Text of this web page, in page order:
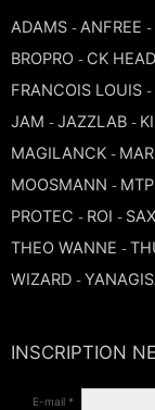
ADAMS - ANFREE -
BROPRO - CK
FRANCOIS LOUIS -
JAM - JAZZLAB -
MAGILANCK -
MOOSMANN - MTP
PROTEC - ROI -
THEO WANNE -
WIZARD -
INSCRIPTION
E-mail *